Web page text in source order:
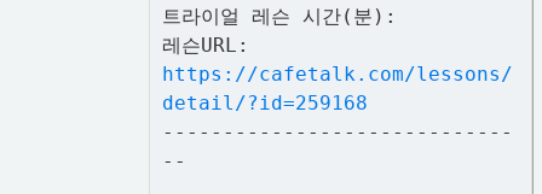
트라이얼 레슨 시간(분):
레슨URL:
https://cafetalk.com/lessons/
detail/?id=259168
-----------------------------
--